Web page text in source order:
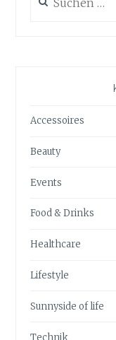
nach:
Accessoires
Beauty
Events
Food & Drinks
Healthcare
Lifestyle
Sunnyside of life
Technik